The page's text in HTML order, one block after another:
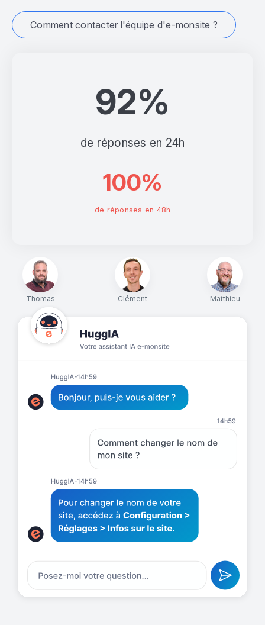
Thomas Clément Matthieu
92%
de réponses en 24h
100%
de réponses en 48h
Comment contacter l'équipe d'e-monsite ?